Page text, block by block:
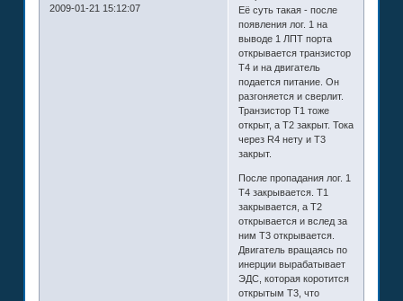
2009-01-21 15:12:07
Её суть такая - после
появления лог. 1 на
выводе 1 ЛПТ порта
открывается транзистор
Т4 и на двигатель
подается питание. Он
разгоняется и сверлит.
Транзистор Т1 тоже
открыт, а Т2 закрыт. Тока
через R4 нету и Т3
закрыт.
После пропадания лог. 1
Т4 закрывается. Т1
закрывается, а Т2
открывается и вслед за
ним Т3 открывается.
Двигатель вращаясь по
инерции вырабатывает
ЭДС, которая коротится
открытым Т3, что